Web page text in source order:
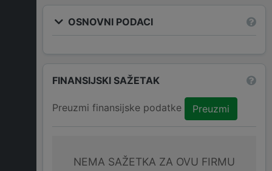
OSNOVNI PODACI
FINANSIJSKI SAŽETAK
Preuzmi finansijske podatke Preuzmi
NEMA SAŽETKA ZA OVU FIRMU